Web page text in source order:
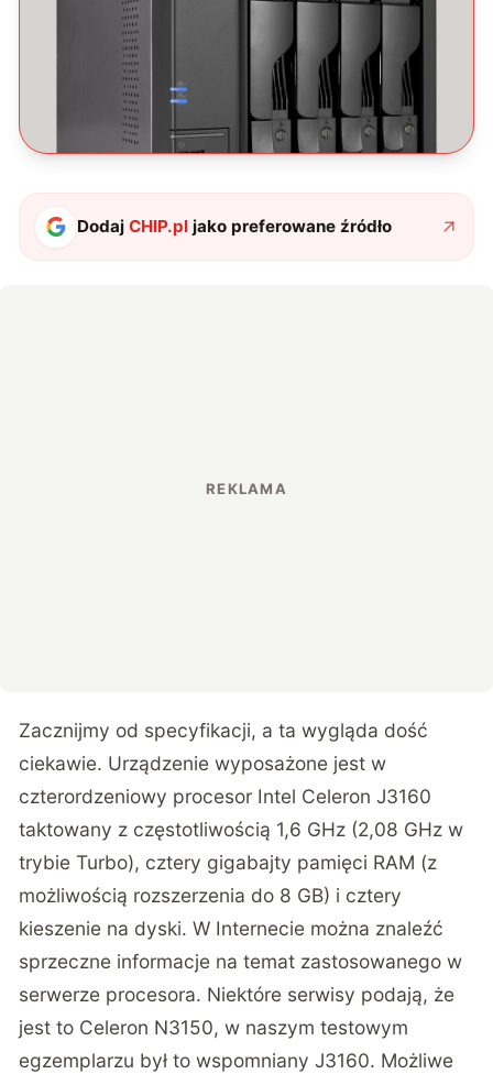
DodajCHIP.pl jako preferowane źródło
Zacznijmy od specyfikacji, a ta wygląda dość
ciekawie. Urządzenie wyposażone jest w
czterordzeniowy procesor Intel Celeron J3160
taktowany z częstotliwością 1,6 GHz (2,08 GHz w
trybie Turbo), cztery gigabajty pamięci RAM (z
możliwością rozszerzenia do 8 GB) i cztery
kieszenie na dyski. W Internecie można znaleźć
sprzeczne informacje na temat zastosowanego w
serwerze procesora. Niektóre serwisy podają, że
jest to Celeron N3150, w naszym testowym
egzemplarzu był to wspomniany J3160. Możliwe